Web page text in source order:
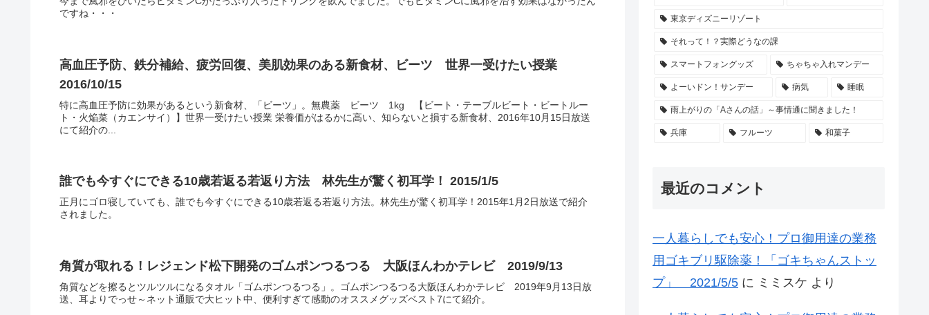
ですね・・・
高血圧予防、鉄分補給、疲労回復、美肌効果のある新食材、ビーツ 世界一受けたい授業
2016/10/15
特に高血圧予防に効果があるという新食材、「ビーツ」。無農薬 ビーツ 1kg 【ビート・テーブルビート・ビートルー
ト・火焔菜（カエンサイ）】世界一受けたい授業 栄養価がはるかに高い、知らないと損する新食材、2016年10月15日放送
にて紹介の...
誰でも今すぐにできる10歳若返る若返り方法 林先生が驚く初耳学！ 2015/1/5
正月にゴロ寝していても、誰でも今すぐにできる10歳若返る若返り方法。林先生が驚く初耳学！2015年1月2日放送で紹介
されました。
角質が取れる！レジェンド松下開発のゴムポンつるつる 大阪ほんわかテレビ 2019/9/13
角質などを擦るとツルツルになるタオル「ゴムポンつるつる」。ゴムポンつるつる大阪ほんわかテレビ 2019年9月13日放
送、耳よりでっせ～ネット通販で大ヒット中、便利すぎて感動のオススメグッズベスト7にて紹介。
東京ディズニーリゾート
それって！？実際どうなの課
スマートフォングッズ ちゃちゃ入れマンデー
よーいドン！サンデー 病気 睡眠
雨上がりの「Aさんの話」～事情通に聞きました！
兵庫 フルーツ 和菓子
最近のコメント
一人暮らしでも安心！プロ御用達の業務
用ゴキブリ駆除薬！「ゴキちゃんストッ
プ」 2021/5/5 に ミミスケ より